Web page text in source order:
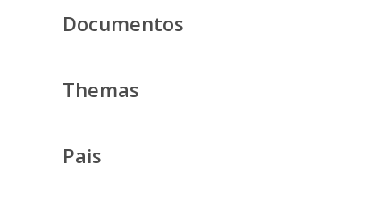
Documentos
Themas
Pais